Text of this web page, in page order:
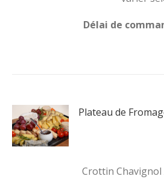
Délai de
Plateau de
Crottin Chavignol